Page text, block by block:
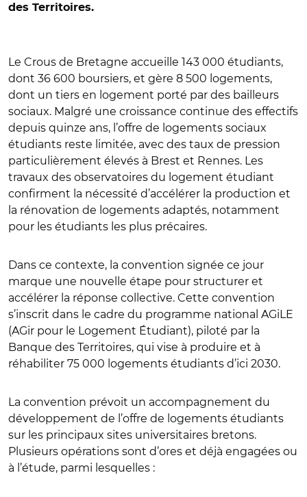
des Territoires.
Le Crous de Bretagne accueille 143 000 étudiants,
dont 36 600 boursiers, et gère 8 500 logements,
dont un tiers en logement porté par des bailleurs
sociaux. Malgré une croissance continue des effectifs
depuis quinze ans, l’offre de logements sociaux
étudiants reste limitée, avec des taux de pression
particulièrement élevés à Brest et Rennes. Les
travaux des observatoires du logement étudiant
confirment la nécessité d’accélérer la production et
la rénovation de logements adaptés, notamment
pour les étudiants les plus précaires.
Dans ce contexte, la convention signée ce jour
marque une nouvelle étape pour structurer et
accélérer la réponse collective. Cette convention
s’inscrit dans le cadre du programme national AGiLE
(AGir pour le Logement Étudiant), piloté par la
Banque des Territoires, qui vise à produire et à
réhabiliter 75 000 logements étudiants d’ici 2030.
La convention prévoit un accompagnement du
développement de l’offre de logements étudiants
sur les principaux sites universitaires bretons.
Plusieurs opérations sont d’ores et déjà engagées ou
à l’étude, parmi lesquelles :